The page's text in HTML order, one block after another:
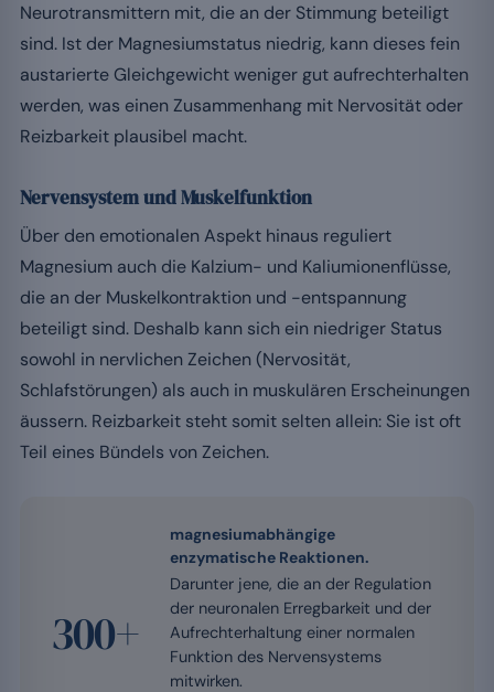
Neurotransmittern mit, die an der Stimmung beteiligt
sind. Ist der Magnesiumstatus niedrig, kann dieses fein
austarierte Gleichgewicht weniger gut aufrechterhalten
werden, was einen Zusammenhang mit Nervosität oder
Reizbarkeit plausibel macht.
Nervensystem und Muskelfunktion
Über den emotionalen Aspekt hinaus reguliert
Magnesium auch die Kalzium- und Kaliumionenflüsse,
die an der Muskelkontraktion und -entspannung
beteiligt sind. Deshalb kann sich ein niedriger Status
sowohl in nervlichen Zeichen (Nervosität,
Schlafstörungen) als auch in muskulären Erscheinungen
äussern. Reizbarkeit steht somit selten allein: Sie ist oft
Teil eines Bündels von Zeichen.
300+
magnesiumabhängige
enzymatische Reaktionen.
Darunter jene, die an der Regulation
der neuronalen Erregbarkeit und der
Aufrechterhaltung einer normalen
Funktion des Nervensystems
mitwirken.